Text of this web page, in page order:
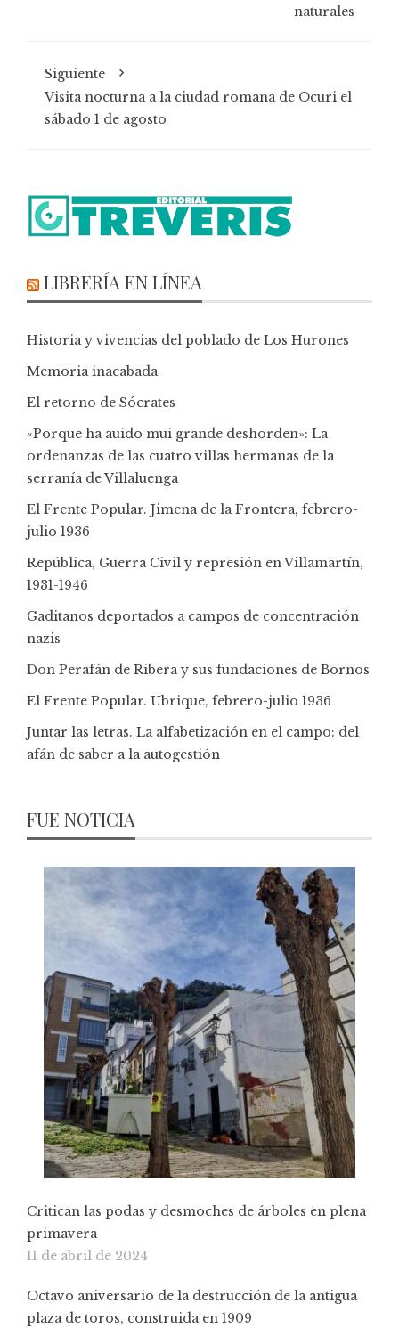
naturales
Siguiente
Visita nocturna a la ciudad romana de Ocuri el
sábado 1 de agosto
LIBRERÍA EN LÍNEA
Historia y vivencias del poblado de Los Hurones
Memoria inacabada
El retorno de Sócrates
«Porque ha auido mui grande deshorden»: La
ordenanzas de las cuatro villas hermanas de la
serranía de Villaluenga
El Frente Popular. Jimena de la Frontera, febrero-
julio 1936
República, Guerra Civil y represión en Villamartín,
1931-1946
Gaditanos deportados a campos de concentración
nazis
Don Perafán de Ribera y sus fundaciones de Bornos
El Frente Popular. Ubrique, febrero-julio 1936
Juntar las letras. La alfabetización en el campo: del
afán de saber a la autogestión
FUE NOTICIA
Critican las podas y desmoches de árboles en plena
primavera
11 de abril de 2024
Octavo aniversario de la destrucción de la antigua
plaza de toros, construida en 1909